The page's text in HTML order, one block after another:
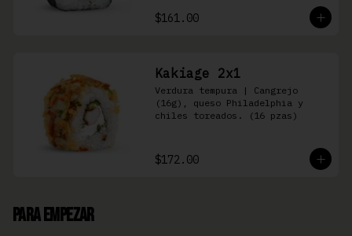
$161.00
Kakiage 2x1
Verdura tempura | Cangrejo
(16g), queso Philadelphia y
chiles toreados. (16 pzas)
$172.00
Para Empezar